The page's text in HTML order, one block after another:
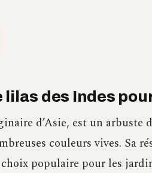
lilas des Indes
d’Asie, est un arbuste
couleurs vives. Sa
populaire pour les